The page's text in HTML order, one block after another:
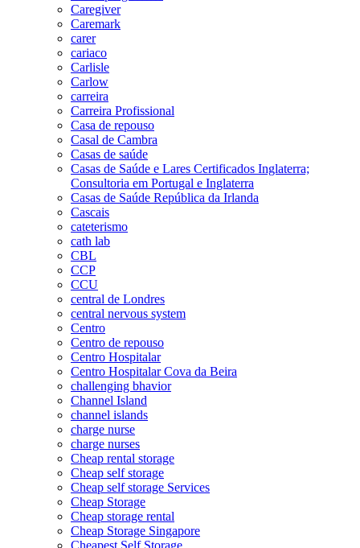
Caregiver
Caremark
carer
cariaco
Carlisle
Carlow
carreira
Carreira Profissional
Casa de repouso
Casal de Cambra
Casas de saúde
Casas de Saúde e Lares Certificados Inglaterra;
Consultoria em Portugal e Inglaterra
Casas de Saúde República da Irlanda
Cascais
cateterismo
cath lab
CBL
CCP
CCU
central de Londres
central nervous system
Centro
Centro de repouso
Centro Hospitalar
Centro Hospitalar Cova da Beira
challenging bhavior
Channel Island
channel islands
charge nurse
charge nurses
Cheap rental storage
Cheap self storage
Cheap self storage Services
Cheap Storage
Cheap storage rental
Cheap Storage Singapore
Cheapest Self Storage